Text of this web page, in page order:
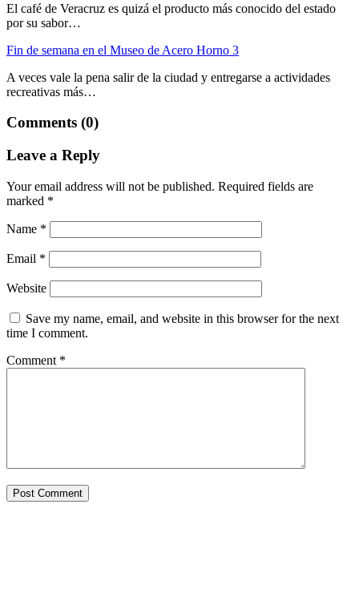
El café de Veracruz es quizá el producto más conocido del estado
por su sabor…
Fin de semana en el Museo de Acero Horno 3
A veces vale la pena salir de la ciudad y entregarse a actividades
recreativas más…
Comments (0)
Leave a Reply
Your email address will not be published. Required fields are
marked *
Name *
Email *
Website
Save my name, email, and website in this browser for the next
time I comment.
Comment *